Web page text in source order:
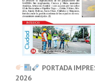
PORTADA
2026